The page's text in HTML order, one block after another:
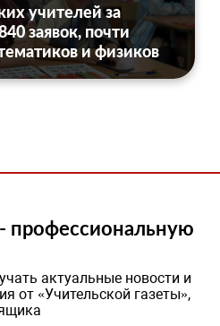
учителей за
заявок, почти
и физиков
профессиональную
актуальные новости и
от «Учительской газеты»,